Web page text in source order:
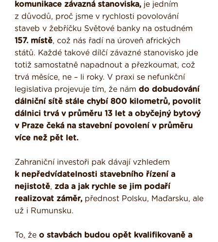
komunikace závazná stanoviska, je jedním
z důvodů, proč jsme v rychlosti povolování
staveb v žebříčku Světové banky na ostudném
157. místě, což nás řadí na úroveň afrických
států. Každé takové dílčí závazné stanovisko jde
totiž samostatně napadnout a přezkoumat, což
trvá měsíce, ne – li roky. V praxi se nefunkční
legislativa projevuje tím, že nám do dobudování
dálniční sítě stále chybí 800 kilometrů, povolit
dálnici trvá v průměru 13 let a obyčejný bytový
v Praze čeká na stavební povolení v průměru
více než pět let.
Zahraniční investoři pak dávají vzhledem
k nepředvídatelnosti stavebního řízení a
nejistotě, zda a jak rychle se jim podaří
realizovat záměr, přednost Polsku, Maďarsku, ale
už i Rumunsku.
To, že o stavbách budou opět kvalifikovaně a